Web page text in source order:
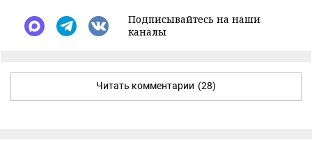
Подписывайтесь на наши
каналы
Читать комментарии (28)